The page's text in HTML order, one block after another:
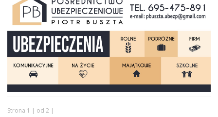
Strona 1 | od 2 |